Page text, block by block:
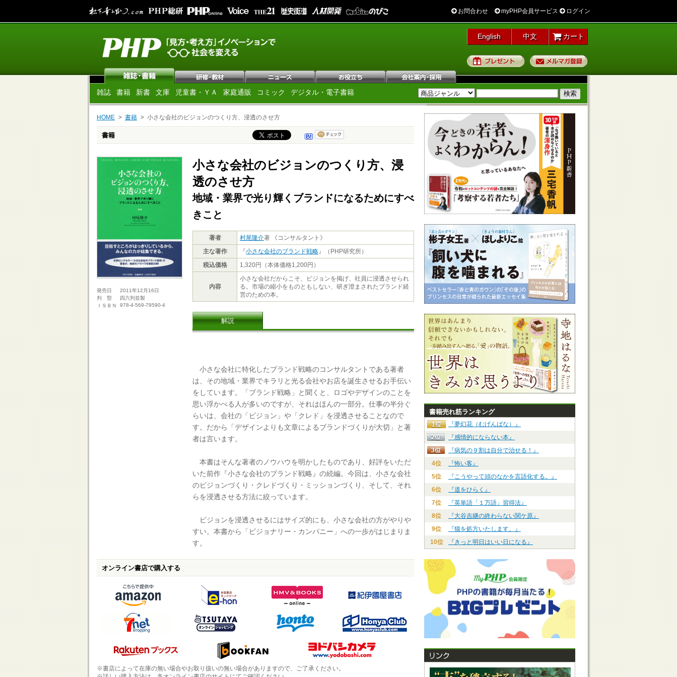
お問合わせ myPHP会員サービス ログイン
English 中文 カート
プレゼント
雑誌 書籍 新書 文庫 児童書・ＹＡ 家庭通販 コミック デジタル・電子書籍
HOME 書籍 小さな会社のビジョンのつくり方、浸透のさせ方
書籍
発売日
2011年12月16日
判 型
四六判並製
ＩＳＢＮ
978-4-569-79590-4
小さな会社のビジョンのつくり方、浸
透のさせ方
地域・業界で光り輝くブランドになるためにすべ
きこと
著者 村尾隆介著 《コンサルタント》
主な著作
『小さな会社のブランド戦略』（PHP研究所）
税込価格
1,320円（本体価格1,200円）
内容
小さな会社だからこそ、ビジョンを掲げ、社員に浸透させられ
る。市場の縮小をものともしない、研ぎ澄まされたブランド経
営のための本。
解説
小さな会社に特化したブランド戦略のコンサルタントである著者
は、その地域・業界でキラリと光る会社やお店を誕生させるお手伝い
をしています。「ブランド戦略」と聞くと、ロゴやデザインのことを
思い浮かべる人が多いのですが、それはほんの一部分。仕事の半分ぐ
らいは、会社の「ビジョン」や「クレド」を浸透させることなので
す。だから「デザインよりも文章によるブランドづくりが大切」と著
者は言います。
本書はそんな著者のノウハウを明かしたものであり、好評をいただ
いた前作『小さな会社のブランド戦略』の続編。今回は、小さな会社
のビジョンづくり・クレドづくり・ミッションづくり、そして、それ
らを浸透させる方法に絞っています。
ビジョンを浸透させるにはサイズ的にも、小さな会社の方がやりや
すい。本書から「ビジョナリー・カンパニー」への一歩がはじまりま
す。
オンライン書店で購入する
※書店によって在庫の無い場合やお取り扱いの無い場合がありますので、ご了承ください。
書籍売れ筋ランキング
『夢幻花（むげんばな）』
『感情的にならない本』
『病気の９割は自分で治せる！』
4位
『怖い客』
5位
『こうやって頭のなかを言語化する。』
6位
『道をひらく』
7位
『英単語「１万語」習得法』
8位
『大谷吉継の終わらない関ケ原』
9位
『猫を処方いたします。』
10位
『きっと明日はいい日になる』